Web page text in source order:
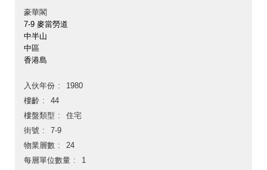
豪華閣
7-9 麥當勞道
中半山
中區
香港島
入伙年份
1980
樓齡
44
樓盤類型
住宅
街號
7-9
物業層數
24
每層單位數量
1